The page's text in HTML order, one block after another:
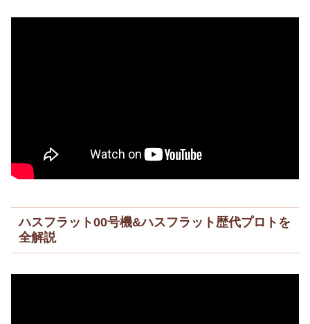
ハスフラット00号機&ハスフラット歴代プロトを
全解説